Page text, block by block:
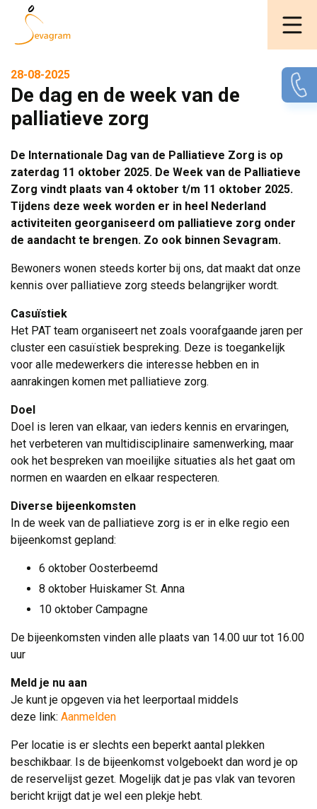
28-08-2025
De dag en de week van de
palliatieve zorg
De Internationale Dag van de Palliatieve Zorg is op
zaterdag 11 oktober 2025. De Week van de Palliatieve
Zorg vindt plaats van 4 oktober t/m 11 oktober 2025.
Tijdens deze week worden er in heel Nederland
activiteiten georganiseerd om palliatieve zorg onder
de aandacht te brengen. Zo ook binnen Sevagram.
Bewoners wonen steeds korter bij ons, dat maakt dat onze
kennis over palliatieve zorg steeds belangrijker wordt.
Casuïstiek
Het PAT team organiseert net zoals voorafgaande jaren per
cluster een casuïstiek bespreking. Deze is toegankelijk
voor alle medewerkers die interesse hebben en in
aanrakingen komen met palliatieve zorg.
Doel
Doel is leren van elkaar, van ieders kennis en ervaringen,
het verbeteren van multidisciplinaire samenwerking, maar
ook het bespreken van moeilijke situaties als het gaat om
normen en waarden en elkaar respecteren.
Diverse bijeenkomsten
In de week van de palliatieve zorg is er in elke regio een
bijeenkomst gepland:
6 oktober Oosterbeemd
8 oktober Huiskamer St. Anna
10 oktober Campagne
De bijeenkomsten vinden alle plaats van 14.00 uur tot 16.00
uur
Meld je nu aan
Je kunt je opgeven via het leerportaal middels
deze link: Aanmelden
Per locatie is er slechts een beperkt aantal plekken
beschikbaar. Is de bijeenkomst volgeboekt dan word je op
de reservelijst gezet. Mogelijk dat je pas vlak van tevoren
bericht krijgt dat je wel een plekje hebt.